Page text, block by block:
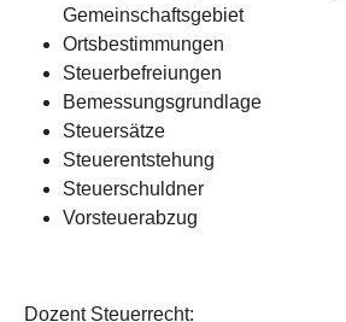
Gemeinschaftsgebiet
Ortsbestimmungen
Steuerbefreiungen
Bemessungsgrundlage
Steuersätze
Steuerentstehung
Steuerschuldner
Vorsteuerabzug
Dozent Steuerrecht: